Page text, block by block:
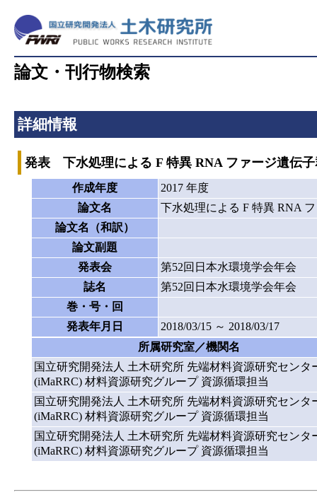
論文・刊行物検索
詳細情報
発表 下水処理による F 特異 RNA ファージ遺伝
作成年度
2017 年度
論文名
下水処理による F 特異 RNA
論文名（和訳）
論文副題
発表会
第52回日本水環境学会年会
誌名
第52回日本水環境学会年会
巻・号・回
発表年月日
2018/03/15 ～ 2018/03/17
所属研究室／機関名
国立研究開発法人 土木研究所 先端材料資源研究センタ
(iMaRRC) 材料資源研究グループ 資源循環担当
国立研究開発法人 土木研究所 先端材料資源研究センタ
(iMaRRC) 材料資源研究グループ 資源循環担当
国立研究開発法人 土木研究所 先端材料資源研究センタ
(iMaRRC) 材料資源研究グループ 資源循環担当